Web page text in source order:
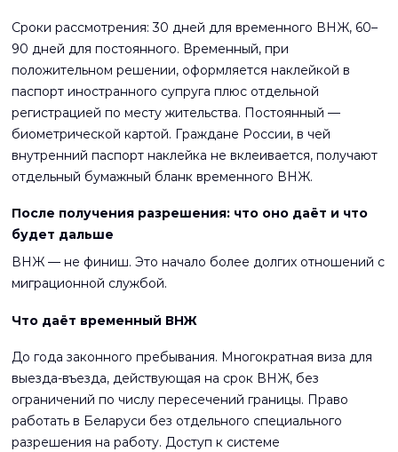
Сроки рассмотрения: 30 дней для временного ВНЖ, 60–
90 дней для постоянного. Временный, при
положительном решении, оформляется наклейкой в
паспорт иностранного супруга плюс отдельной
регистрацией по месту жительства. Постоянный —
биометрической картой. Граждане России, в чей
внутренний паспорт наклейка не вклеивается, получают
отдельный бумажный бланк временного ВНЖ.
После получения разрешения: что оно даёт и что
будет дальше
ВНЖ — не финиш. Это начало более долгих отношений с
миграционной службой.
Что даёт временный ВНЖ
До года законного пребывания. Многократная виза для
выезда-въезда, действующая на срок ВНЖ, без
ограничений по числу пересечений границы. Право
работать в Беларуси без отдельного специального
разрешения на работу. Доступ к системе